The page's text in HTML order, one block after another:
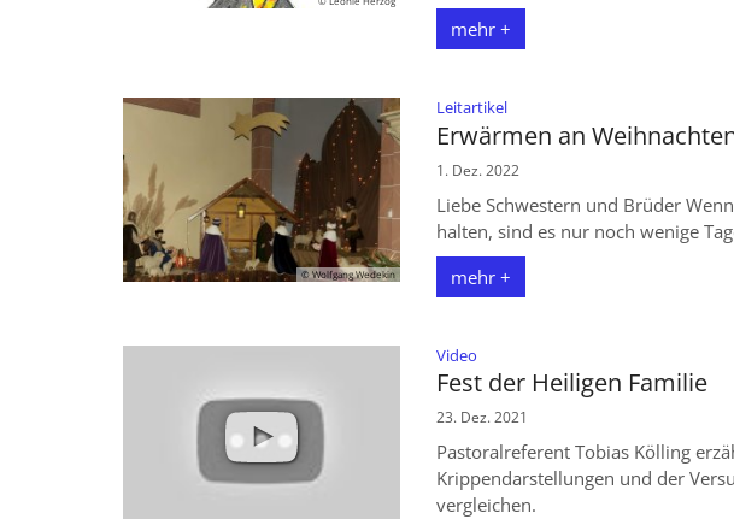
mehr +
© Wolfgang Wedekin
Leitartikel:
Erwärmen an
1. Dez. 2022
Liebe Schwestern und Brüder
halten, sind es nur noch wenige
mehr +
Video
Fest der Heiligen Familie
23. Dez. 2021
Pastoralreferent Tobias Kölling
Krippendarstellungen und der
vergleichen.